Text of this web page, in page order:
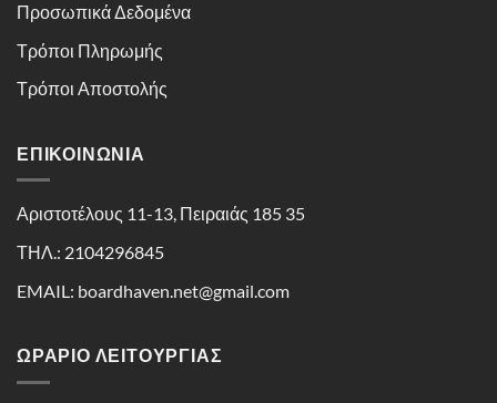
Προσωπικά Δεδομένα
Τρόποι Πληρωμής
Τρόποι Αποστολής
ΕΠΙΚΟΙΝΩΝΊΑ
Αριστοτέλους 11-13, Πειραιάς 185 35
ΤΗΛ.: 2104296845
EMAIL: boardhaven.net@gmail.com
ΩΡΑΡΙΟ ΛΕΙΤΟΥΡΓΙΑΣ